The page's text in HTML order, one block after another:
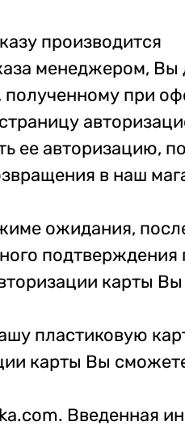
производится
менеджером,
полученному при
ее авторизацию,
в наш
ожидания,
карты
пластиковую
карты Вы
Введенная